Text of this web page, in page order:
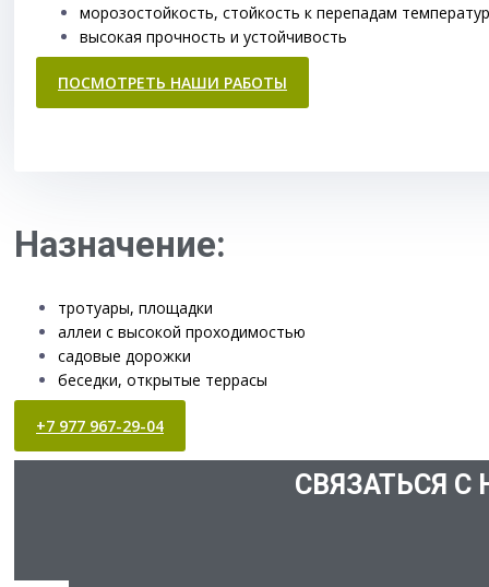
морозостойкость, стойкость к перепадам
высокая прочность и устойчивость
ПОСМОТРЕТЬ НАШИ РАБОТЫ
Назначение:
тротуары, площадки
аллеи с высокой проходимостью
садовые дорожки
беседки, открытые террасы
+7 977 967-29-04
СВЯЗАТЬСЯ С